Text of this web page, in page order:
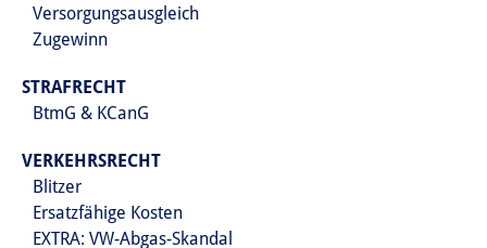
Versorgungsausgleich
Zugewinn
STRAFRECHT
BtmG & KCanG
VERKEHRSRECHT
Blitzer
Ersatzfähige Kosten
EXTRA: VW-Abgas-Skandal